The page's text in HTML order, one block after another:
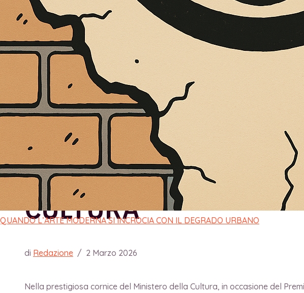
QUANDO L’ARTE MODERNA SI INCROCIA CON IL DEGRADO URBANO
CONTINUA A LEGGERE
Condividi:
Cultura In evidenza
IL GIORNALISMO
SUCCESSO PER
VINICIO LEONETTI
CULTURA
di Redazione / 2 Marzo 2026
Nella prestigiosa cornice del Ministero della Cultura, in occasione del